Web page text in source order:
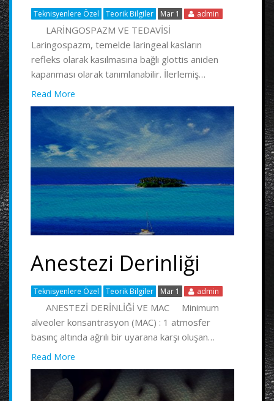
Teknisyenlere Özel Teorik Bilgiler Mar 1 admin
LARİNGOSPAZM VE TEDAVİSİ
Laringospazm, temelde laringeal kasların
refleks olarak kasılmasına bağlı glottis aniden
kapanması olarak tanımlanabilir. İlerlemiş…
Read More
Anestezi Derinliği
Teknisyenlere Özel Teorik Bilgiler Mar 1 admin
ANESTEZİ DERİNLİĞİ VE MAC Minimum
alveoler konsantrasyon (MAC) : 1 atmosfer
basınç altında ağrılı bir uyarana karşı oluşan…
Read More